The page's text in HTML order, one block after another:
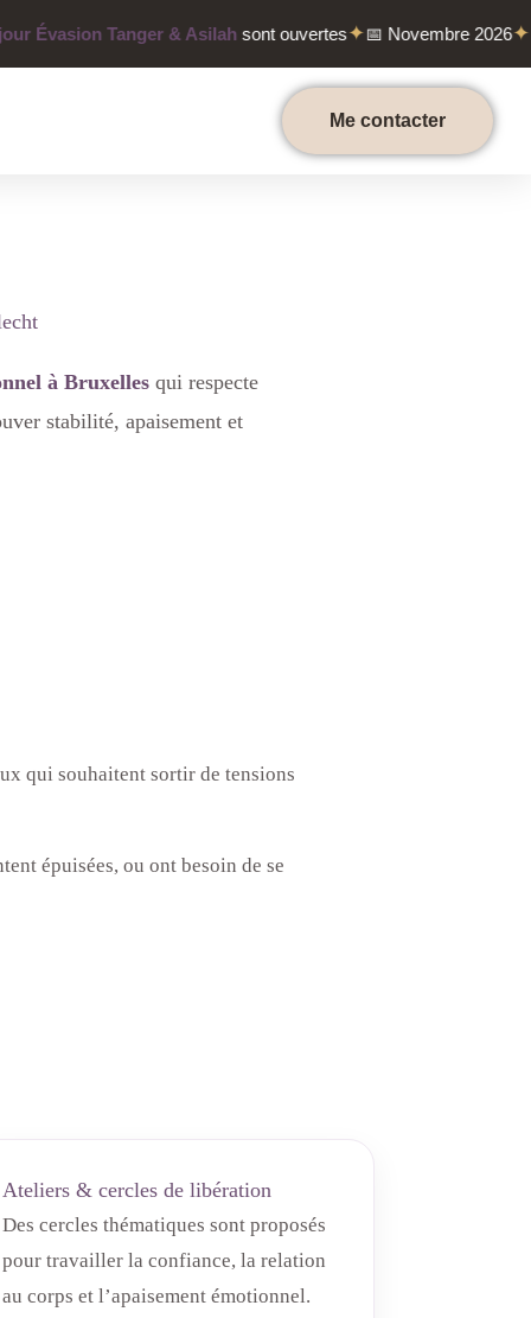
Évasion Tanger & Asilahsont ouvertes✦📅 Novembre 2026✦
Me contacter
à Bruxelles qui respecte
stabilité, apaisement et
qui souhaitent sortir de tensions
épuisées, ou ont besoin de se
Ateliers & cercles de libération
Des cercles thématiques sont proposés
pour travailler la confiance, la relation
au corps et l’apaisement émotionnel.